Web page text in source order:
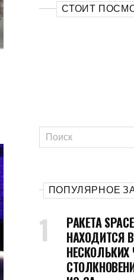
СТОИТ
ПОПУЛЯРНОЕ
РАКЕТА
НАХОДИТСЯ
НЕСКОЛЬКИХ